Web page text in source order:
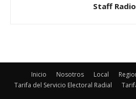
Staff Radio
Inicio Nosotros Local
Tarifa del Servicio Electoral Radial